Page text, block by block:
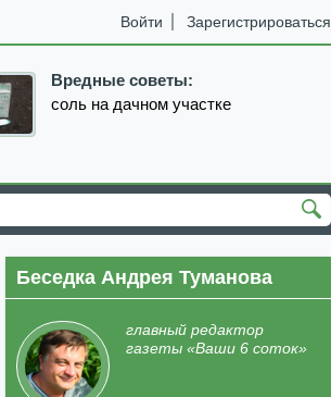
Войти Зарегистрироваться
Вредные советы:
соль на дачном участке
декабрь январь февраль
Беседка Андрея Туманова
главный редактор
газеты «Ваши 6 соток»